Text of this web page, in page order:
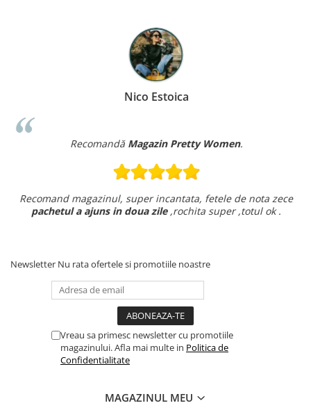
Nico Estoica
Recomandă Magazin Pretty Women.
Recomand magazinul, super incantata, fetele de nota zece
pachetul a ajuns in doua zile,rochita super ,totul ok .
Newsletter Nu rata ofertele si promotiile noastre
Vreau sa primesc newsletter cu promotiile
magazinului. Afla mai multe in Politica de
Confidentialitate
MAGAZINUL MEU